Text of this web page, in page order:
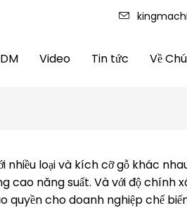
Video Tin tức Về
nhiều loại và kích cỡ gỗ khác
cao năng suất. Và với độ chính
quyền cho doanh nghiệp chế